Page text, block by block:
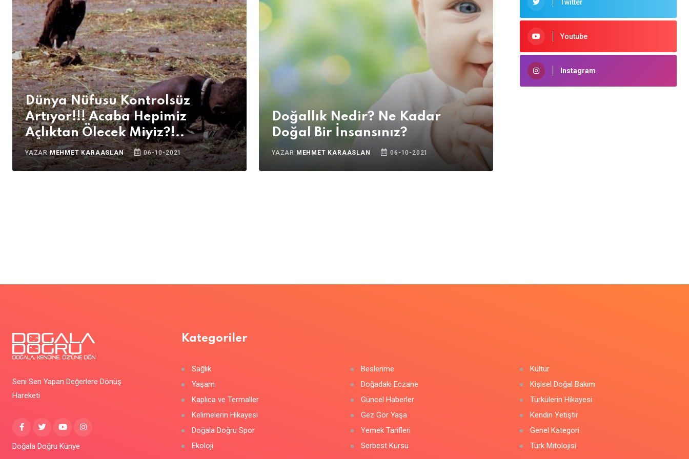
Dünya Nüfusu Kontrolsüz
Artıyor!!! Acaba Hepimiz
Açlıktan Ölecek Miyiz?!..
YAZARMEHMET KARAASLAN 06-10-2021
Doğallık Nedir? Ne Kadar
Doğal Bir İnsansınız?
YAZAR MEHMET KARAASLAN 06-10-2021
Twitter
Youtube
Instagram
Seni Sen Yapan Değerlere Dönüş
Hareketi
Doğala Doğru Künye
Kategoriler
Sağlık Beslenme
Kültür
Yaşam
Doğadaki Eczane
Kişisel Doğal Bakım
Kaplıca ve Termaller
Güncel Haberler
Türkülerin Hikayesi
Kelimelerin Hikayesi
Gez Gör Yaşa
Kendin Yetiştir
Doğala Doğru Spor
Yemek Tarifleri
Genel Kategori
Ekoloji
Serbest Kürsü Türk Mitolojisi